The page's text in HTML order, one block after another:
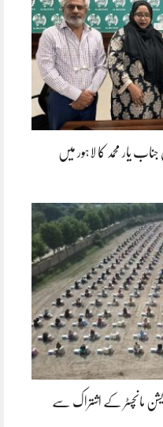
یار محمد کا لاہور میں
مانچسٹر کے اشتراک سے